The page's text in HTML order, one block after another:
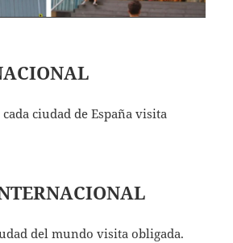
ciudad de España visita
del mundo visita obligada.